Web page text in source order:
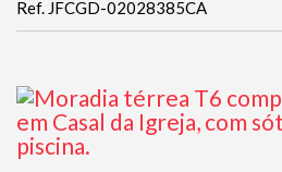
Ref. JFCGD-02028385CA